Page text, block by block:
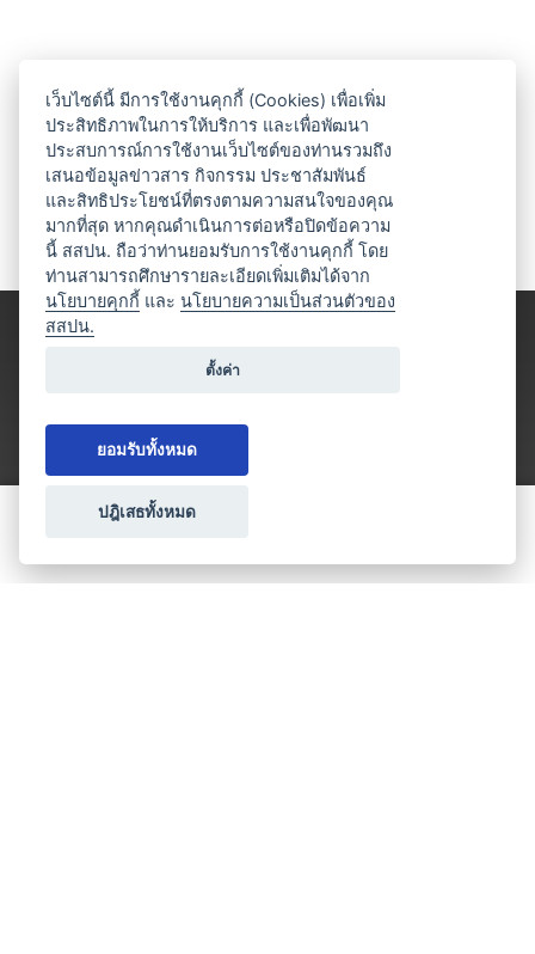
ประเภทธุรกิจไมซ์
เว็บไซต์นี้ มีการใช้งานคุกกี้ (Cookies) เพื่อเพิ่ม
ประสิทธิภาพในการให้บริการ และเพื่อพัฒนา
ประสบการณ์การใช้งานเว็บไซต์ของท่านรวมถึง
เสนอข้อมูลข่าวสาร กิจกรรม ประชาสัมพันธ์
และสิทธิประโยชน์ที่ตรงตามความสนใจของคุณ
มากที่สุด หากคุณดำเนินการต่อหรือปิดข้อความ
นี้ สสปน. ถือว่าท่านยอมรับการใช้งานคุกกี้ โดย
ท่านสามารถศึกษารายละเอียดเพิ่มเติมได้จาก
นโยบายคุกกี้ และนโยบายความเป็นส่วนตัวของ
สสปน.
ตั้งค่า
ยอมรับทั้งหมด
ปฎิเสธทั้งหมด